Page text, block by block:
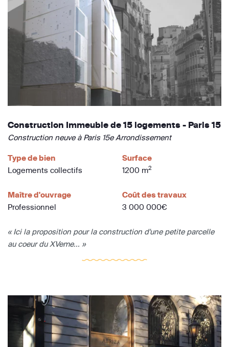
Construction Immeuble de 15 logements - Paris 15
Construction neuve à Paris 15e Arrondissement
Type de bien
Logements collectifs
Surface
1200 m2
Maître d'ouvrage
Professionnel
Coût des travaux
3 000 000€
« Ici la proposition pour la construction d'une petite parcelle
au coeur du XVeme... »